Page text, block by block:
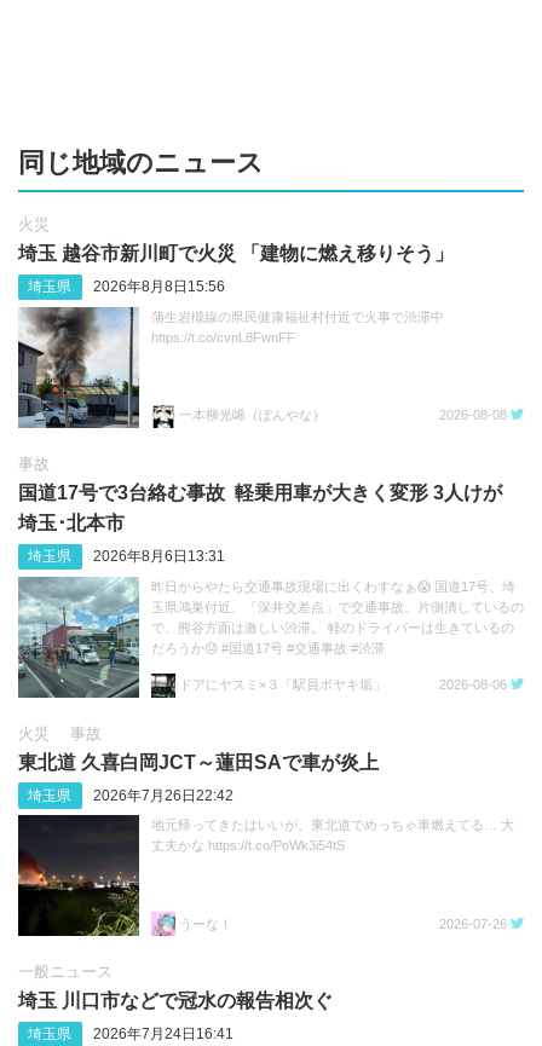
同じ地域のニュース
火災
埼玉 越谷市新川町で火災 「建物に燃え移りそう」
埼玉県 2026年8月8日15:56
蒲生岩槻線の県民健康福祉村付近で火事で渋滞中
https://t.co/cvnL8FwnFF
一本柳光唏（ぽんやな） 2026-08-08
事故
国道17号で3台絡む事故 軽乗用車が大きく変形 3人けが
埼玉･北本市
埼玉県 2026年8月6日13:31
昨日からやたら交通事故現場に出くわすなぁ😱 国道17号、埼
玉県鴻巣付近、「深井交差点」で交通事故。片側潰しているの
で、熊谷方面は激しい渋滞。 軽のドライバーは生きているの
だろうか😓 #国道17号 #交通事故 #渋滞
ドアにヤスミ×３「駅員ボヤキ垢」
2026-08-06
火災 事故
東北道 久喜白岡JCT～蓮田SAで車が炎上
埼玉県 2026年7月26日22:42
地元帰ってきたはいいが、東北道でめっちゃ車燃えてる… 大
丈夫かな https://t.co/PoWk3i54tS
うーな！ 2026-07-26
一般ニュース
埼玉 川口市などで冠水の報告相次ぐ
埼玉県 2026年7月24日16:41